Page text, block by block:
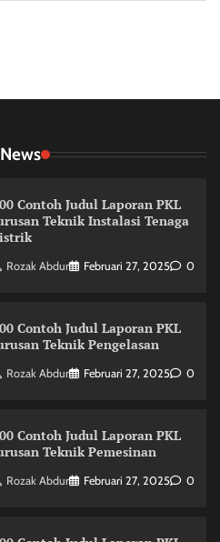
Contoh Judul Laporan PKL
Teknik Instalasi Tenaga
Rozak Abdur Februari 27, 2025 0
Contoh Judul Laporan PKL
Teknik Pengelasan
Rozak Abdur Februari 27, 2025 0
Contoh Judul Laporan PKL
Teknik Pemesinan
Rozak Abdur Februari 27, 2025 0